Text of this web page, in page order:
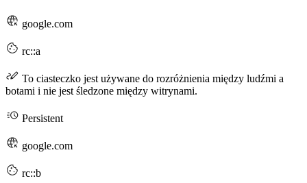
google.com
rc::a
To ciasteczko jest używane do rozróżnienia między ludźmi a
botami i nie jest śledzone między witrynami.
Persistent
google.com
rc::b